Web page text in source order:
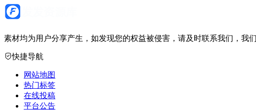
素材均为用户分享产生，如发现您的权益被侵害，请及时联系我们，我
快捷导航
网站地图
热门标签
在线投稿
平台公告